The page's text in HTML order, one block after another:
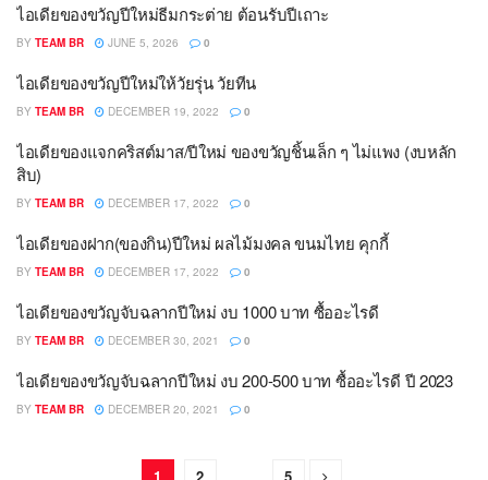
ไอเดียของขวัญปีใหม่ธีมกระต่าย ต้อนรับปีเถาะ
BY TEAM BR JUNE 5, 2026 0
ไอเดียของขวัญปีใหม่ให้วัยรุ่น วัยทีน
BY TEAM BR DECEMBER 19, 2022 0
ไอเดียของแจกคริสต์มาส/ปีใหม่ ของขวัญชิ้นเล็ก ๆ ไม่แพง (งบหลัก
สิบ)
BY TEAM BR DECEMBER 17, 2022 0
ไอเดียของฝาก(ของกิน)ปีใหม่ ผลไม้มงคล ขนมไทย คุกกี้
BY TEAM BR DECEMBER 17, 2022 0
ไอเดียของขวัญจับฉลากปีใหม่ งบ 1000 บาท ซื้ออะไรดี
BY TEAM BR DECEMBER 30, 2021 0
ไอเดียของขวัญจับฉลากปีใหม่ งบ 200-500 บาท ซื้ออะไรดี ปี 2023
BY TEAM BR DECEMBER 20, 2021 0